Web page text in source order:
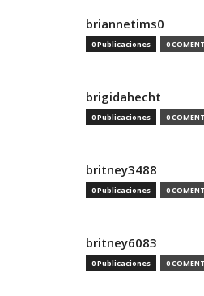
briannetims0
0 Publicaciones 0
brigidahecht
0 Publicaciones 0
britney3488
0 Publicaciones 0
britney6083
0 Publicaciones 0